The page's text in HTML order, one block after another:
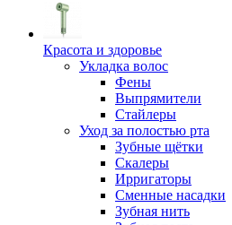
Красота и здоровье
Укладка волос
Фены
Выпрямители
Стайлеры
Уход за полостью рта
Зубные щётки
Скалеры
Ирригаторы
Сменные насадки
Зубная нить